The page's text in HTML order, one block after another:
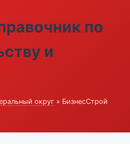
по
и
округ » БизнесСтрой